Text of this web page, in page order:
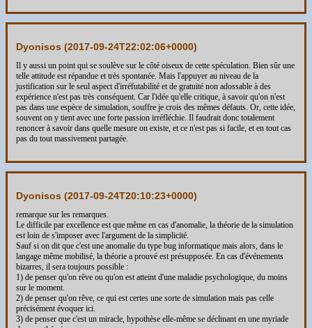
Dyonisos (2017-09-24T22:02:06+0000)
Il y aussi un point qui se soulève sur le côté oiseux de cette spéculation. Bien sûr une
telle attitude est répandue et très spontanée. Mais l'appuyer au niveau de la
justification sur le seul aspect d'irréfutabilité et de gratuité non adossable à des
expérience n'est pas très conséquent. Car l'idée qu'elle critique, à savoir qu'on n'est
pas dans une espèce de simulation, souffre je crois des mêmes défauts. Or, cette idée,
souvent on y tient avec une forte passion irréfléchie. Il faudrait donc totalement
renoncer à savoir dans quelle mesure on existe, et ce n'est pas si facile, et en tout cas
pas du tout massivement partagée.
Dyonisos (2017-09-24T20:10:23+0000)
remarque sur les remarques.
Le difficile par excellence est que même en cas d'anomalie, la théorie de la simulation
est loin de s'imposer avec l'argument de la simplicité.
Sauf si on dit que c'est une anomalie du type bug informatique mais alors, dans le
langage même mobilisé, la théorie a prouvé est présupposée. En cas d'événements
bizarres, il sera toujours possible :
1) de penser qu'on rêve ou qu'on est atteint d'une maladie psychologique, du moins
sur le moment.
2) de penser qu'on rêve, ce qui est certes une sorte de simulation mais pas celle
précisément évoquer ici.
3) de penser que c'est un miracle, hypothèse elle-même se déclinant en une myriade